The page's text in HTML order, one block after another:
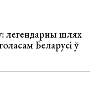
легендарны шлях
Беларусі ў